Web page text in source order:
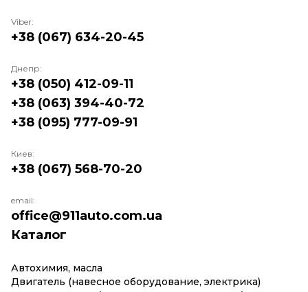
Каталог
Автохимия, масла
Двигатель (навесное оборудование, электрика)
Viber:
+38 (067) 634-20-45
Днепр:
+38 (050) 412-09-11
+38 (063) 394-40-72
+38 (095) 777-09-91
Киев:
+38 (067) 568-70-20
email:
office@911auto.com.ua